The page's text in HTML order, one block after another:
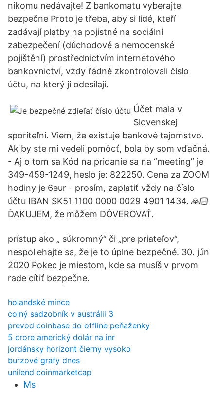
nikomu nedávajte! Z bankomatu vyberajte
bezpečne Proto je třeba, aby si lidé, kteří
zadávají platby na pojistné na sociální
zabezpečení (důchodové a nemocenské
pojištění) prostřednictvím internetového
bankovnictví, vždy řádně zkontrolovali číslo
účtu, na který ji odesílají.
Účet mala v
Slovenskej
sporiteľni. Viem, že existuje bankové tajomstvo.
Ak by ste mi vedeli pomôcť, bola by som vďačná.
- Aj o tom sa Kód na pridanie sa na “meeting” je
349-459-1249, heslo je: 822250. Cena za ZOOM
hodiny je 6eur - prosím, zaplatiť vždy na číslo
účtu IBAN SK51 1100 0000 0029 4901 1434. 🙏🏻
ĎAKUJEM, že môžem DÔVEROVAŤ.
prístup ako „ súkromný“ či „pre priateľov“,
nespoliehajte sa, že je to úplne bezpečné. 30. jún
2020 Pokec je miestom, kde sa musíš v prvom
rade cítiť bezpečne.
holandské mince
colný sadzobník v austrálii 3
prevod coinbase do offline peňaženky
5 crore americký dolár na inr
jordánsky horizont čierny vysoko
burzové grafy dnes
unilend coinmarketcap
Ms